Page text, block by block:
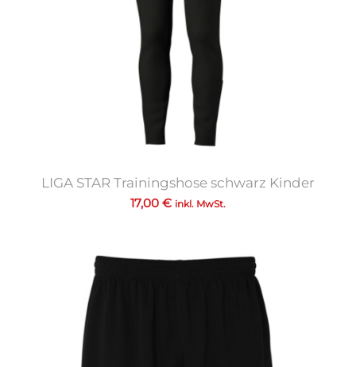
LIGA STAR Trainingshose schwarz Kinder
17,00 € inkl. MwSt.